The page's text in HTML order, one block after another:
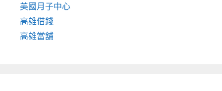
美國月子中心
高雄借錢
高雄當舖